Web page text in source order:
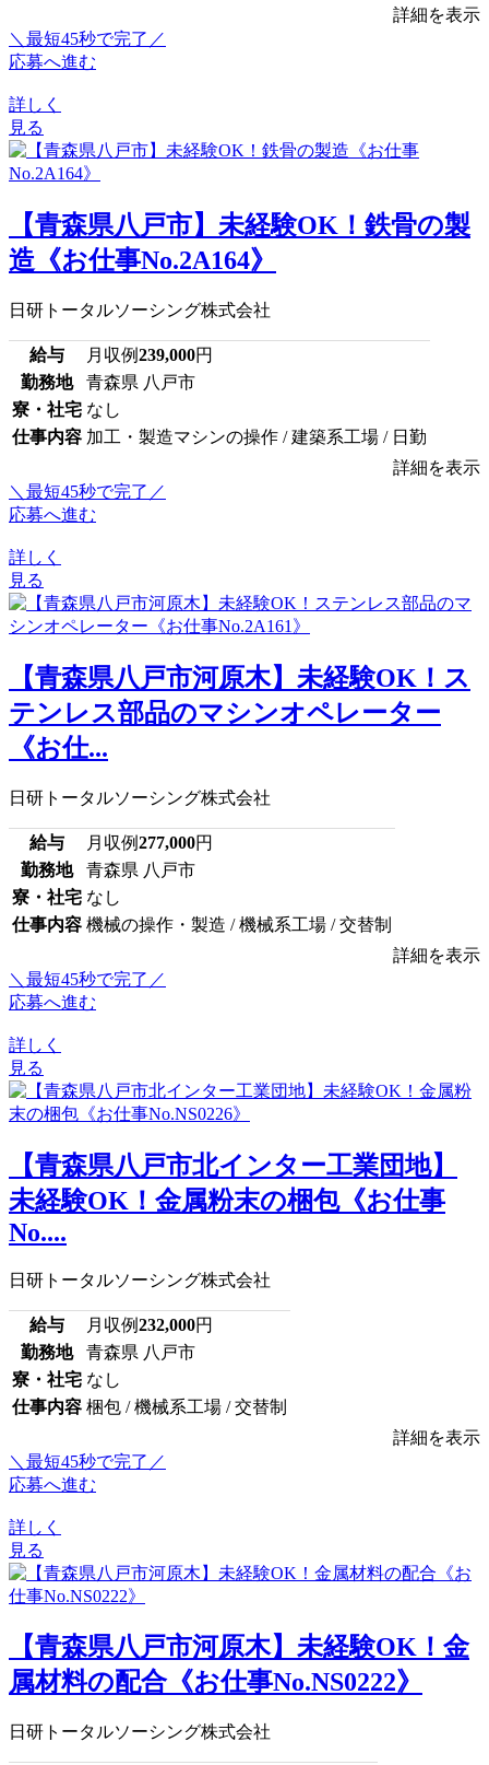
詳細を表示
＼最短45秒で完了／
応募へ進む
詳しく
見る
【青森県八戸市】未経験OK！鉄骨の製
造《お仕事No.2A164》
日研トータルソーシング株式会社
給与 月収例239,000円
勤務地
青森県 八戸市
寮・社宅 なし
仕事内容 加工・製造マシンの操作 / 建築系工場 / 日勤
詳細を表示
＼最短45秒で完了／
応募へ進む
詳しく
見る
【青森県八戸市河原木】未経験OK！ス
テンレス部品のマシンオペレーター
《お仕...
日研トータルソーシング株式会社
給与 月収例277,000円
勤務地
青森県 八戸市
寮・社宅 なし
仕事内容 機械の操作・製造 / 機械系工場 / 交替制
詳細を表示
＼最短45秒で完了／
応募へ進む
詳しく
見る
【青森県八戸市北インター工業団地】
未経験OK！金属粉末の梱包《お仕事
No....
日研トータルソーシング株式会社
給与 月収例232,000円
勤務地
青森県 八戸市
寮・社宅 なし
仕事内容 梱包 / 機械系工場 / 交替制
詳細を表示
＼最短45秒で完了／
応募へ進む
詳しく
見る
【青森県八戸市河原木】未経験OK！金
属材料の配合《お仕事No.NS0222》
日研トータルソーシング株式会社